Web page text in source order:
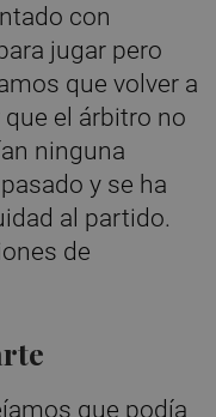
con
jugar pero
que volver a
el árbitro no
ninguna
y se ha
al partido.
de
que podía